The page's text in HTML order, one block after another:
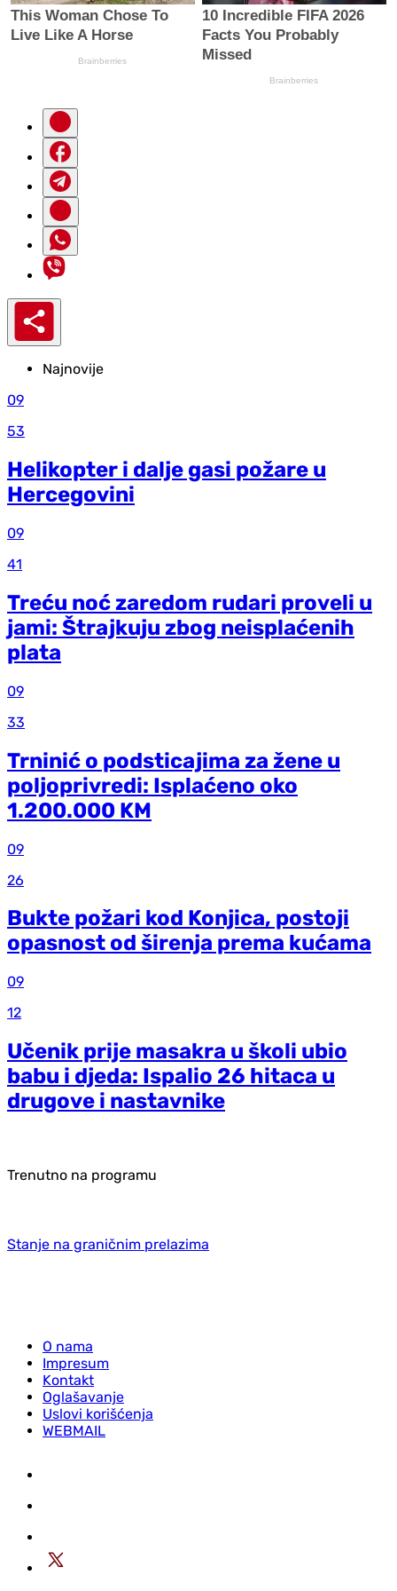
Najnovije
09
53
Helikopter i dalje gasi požare u
Hercegovini
09
41
Treću noć zaredom rudari proveli u
jami: Štrajkuju zbog neisplaćenih
plata
09
33
Trninić o podsticajima za žene u
poljoprivredi: Isplaćeno oko
1.200.000 KM
09
26
Bukte požari kod Konjica, postoji
opasnost od širenja prema kućama
09
12
Učenik prije masakra u školi ubio
babu i djeda: Ispalio 26 hitaca u
drugove i nastavnike
Trenutno na programu
Stanje na graničnim prelazima
O nama
Impresum
Kontakt
Oglašavanje
Uslovi korišćenja
WEBMAIL